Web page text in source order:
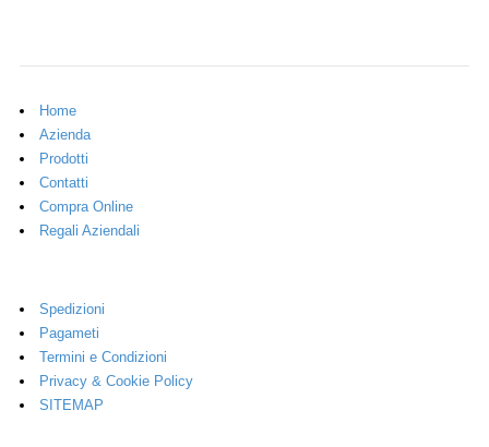
Home
Azienda
Prodotti
Contatti
Compra Online
Regali Aziendali
Spedizioni
Pagameti
Termini e Condizioni
Privacy & Cookie Policy
SITEMAP